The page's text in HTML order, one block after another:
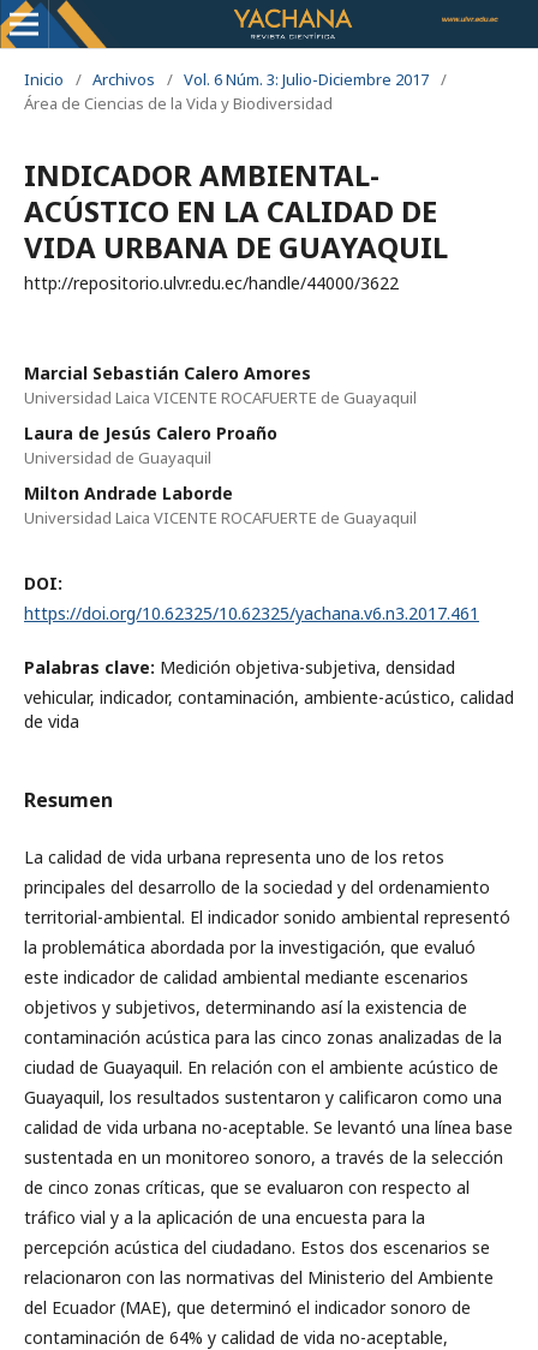
Inicio / Archivos / Vol. 6 Núm. 3: Julio-Diciembre 2017 /
Área de Ciencias de la Vida y Biodiversidad
INDICADOR AMBIENTAL-
ACÚSTICO EN LA CALIDAD DE
VIDA URBANA DE GUAYAQUIL
http://repositorio.ulvr.edu.ec/handle/44000/3622
Marcial Sebastián Calero Amores
Universidad Laica VICENTE ROCAFUERTE de Guayaquil
Laura de Jesús Calero Proaño
Universidad de Guayaquil
Milton Andrade Laborde
Universidad Laica VICENTE ROCAFUERTE de Guayaquil
DOI:
https://doi.org/10.62325/10.62325/yachana.v6.n3.2017.461
Palabras clave: Medición objetiva-subjetiva, densidad
vehicular, indicador, contaminación, ambiente-acústico, calidad
de vida
Resumen
La calidad de vida urbana representa uno de los retos
principales del desarrollo de la sociedad y del ordenamiento
territorial-ambiental. El indicador sonido ambiental representó
la problemática abordada por la investigación, que evaluó
este indicador de calidad ambiental mediante escenarios
objetivos y subjetivos, determinando así la existencia de
contaminación acústica para las cinco zonas analizadas de la
ciudad de Guayaquil. En relación con el ambiente acústico de
Guayaquil, los resultados sustentaron y calificaron como una
calidad de vida urbana no-aceptable. Se levantó una línea base
sustentada en un monitoreo sonoro, a través de la selección
de cinco zonas críticas, que se evaluaron con respecto al
tráfico vial y a la aplicación de una encuesta para la
percepción acústica del ciudadano. Estos dos escenarios se
relacionaron con las normativas del Ministerio del Ambiente
del Ecuador (MAE), que determinó el indicador sonoro de
contaminación de 64% y calidad de vida no-aceptable,